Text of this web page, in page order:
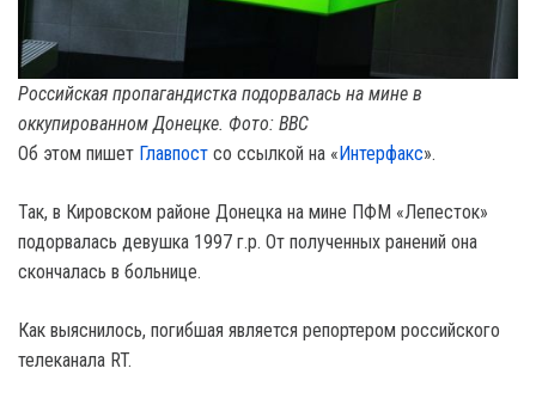
Российская пропагандистка подорвалась на мине в
оккупированном Донецке. Фото: BBC
Об этом пишет Главпост со ссылкой на « Интерфакс».
Так, в Кировском районе Донецка на мине ПФМ «Лепесток»
подорвалась девушка 1997 г.р. От полученных ранений она
скончалась в больнице.
Как выяснилось, погибшая является репортером российского
телеканала RT.